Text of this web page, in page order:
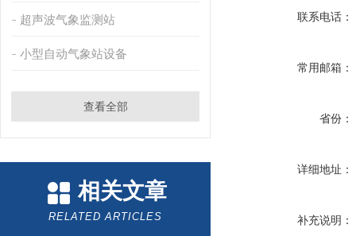
超声波气象监测站
小型自动气象站设备
查看全部
相关文章
RELATED ARTICLES
联系电话：
常用邮箱：
省份：
详细地址：
补充说明：